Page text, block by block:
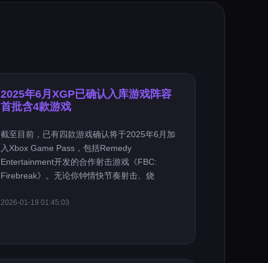
2025年6月XGP已确认入库游戏阵容
首批含4款游戏
截至目前，已有四款游戏确认将于2025年6月加
入Xbox Game Pass，包括Remedy
Entertainment开发的合作射击游戏《FBC:
Firebreak》。无论你钟情快节奏射击、烧
2026-01-19 01:45:03